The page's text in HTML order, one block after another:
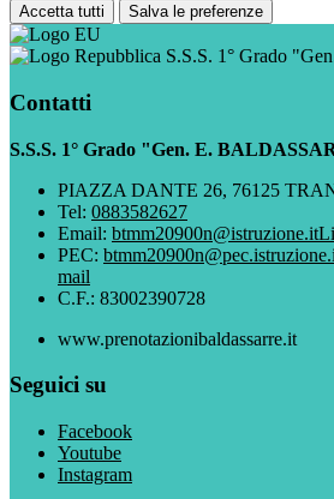
Accetta tutti Salva le preferenze
S.S.S. 1° Grado
Contatti
S.S.S. 1° Grado "Gen. E.
PIAZZA DANTE 26, 76125
Tel: 0883582627
Email: btmm20900n@istruzione.it
PEC:
mail
C.F.: 83002390728
www.prenotazionibaldassarre.it
Seguici su
Facebook
Youtube
Instagram